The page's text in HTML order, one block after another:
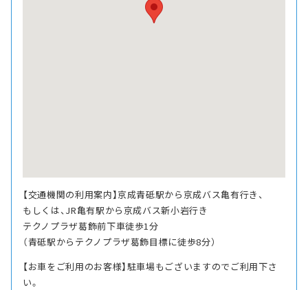
【交通機関の利用案内】京成青砥駅から京成バス亀有行き、
もしくは、JR亀有駅から京成バス新小岩行き
テクノプラザ葛飾前下車徒歩1分
（青砥駅からテクノプラザ葛飾目標に徒歩8分）
【お車をご利用のお客様】駐車場もございますのでご利用下さ
い。